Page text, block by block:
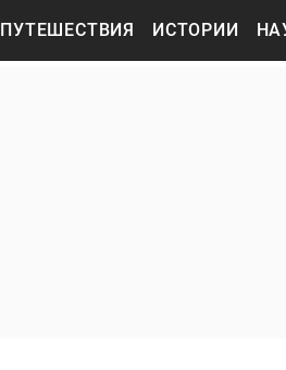
ПУТЕШЕСТВИЯ ИСТОРИИ